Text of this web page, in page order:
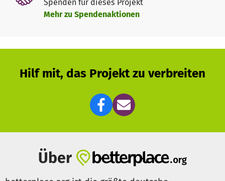
Finanzierung / LEADER-Förderantrag
Die Förderung beträgt 75 % der Gesamtkosten, 20 % trägt
die Ev. Kirche Mitteldeutschland, 5 % teilen sich der
Kirchenkreis Schlagenthin und der Heimatverein
Der Eigenanteil vom Heimatverein Zabakuck e.V. beträgt
bewilligt werden kann. Sollte der Antrag nicht im
kommenden Jahr bewilligt werden, weil andere Projekte
Vorrang haben, dann bleibt der Antrag und der Eigenanteil
Spenden für dieses Projekt
Mehr zu Spendenaktionen
Hilf mit, das Projekt zu verbreiten
Über